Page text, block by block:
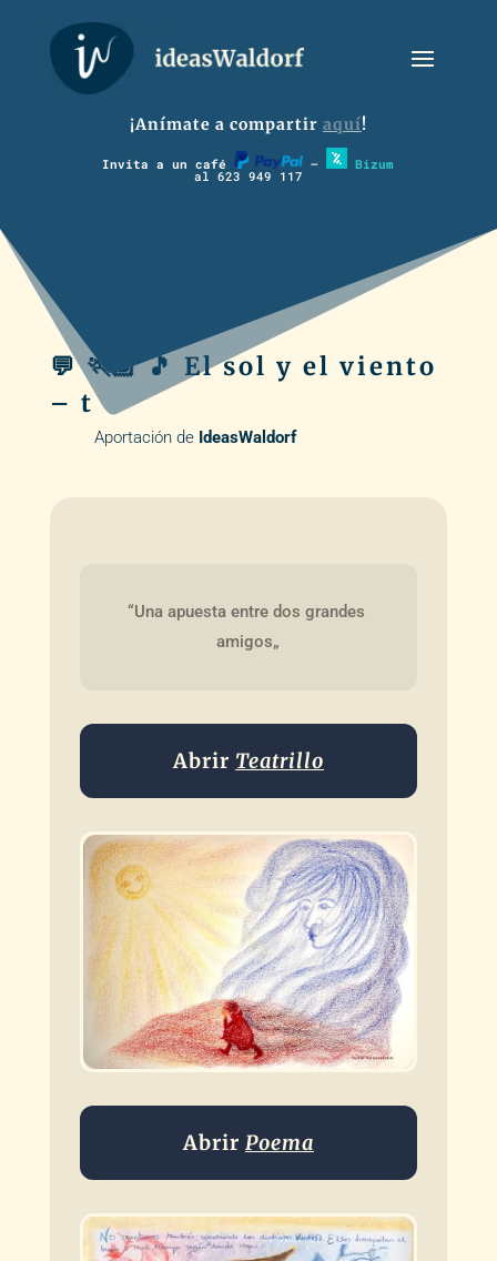
¡Anímate a compartir aquí!
Invita a un café – Bizum
al 623 949 117
💬 🏃🏽 🎵 El sol y el viento
– t
Aportación de IdeasWaldorf
“Una apuesta entre dos grandes
amigos„
Abrir Teatrillo
Abrir Poema